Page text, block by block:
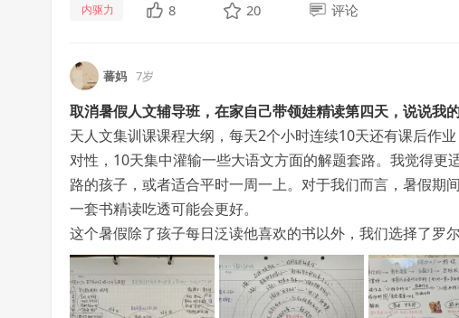
内驱力 8 20 评论
蕃妈 7岁
取消暑假人文辅导班，在家自己带领娃精读第四天，说说我
天人文集训课课程大纲，每天2个小时连续10天还有课后作
对性，10天集中灌输一些大语文方面的解题套路。我觉得
路的孩子，或者适合平时一周一上。对于我们而言，暑假期
一套书精读吃透可能会更好。
这个暑假除了孩子每日泛读他喜欢的书以外，我们选择了罗